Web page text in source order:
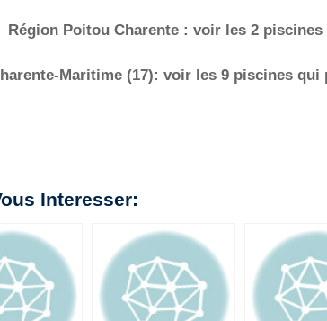
Région Poitou Charente : voir les 2
Maritime (17): voir les 9 piscines qui
Interesser: